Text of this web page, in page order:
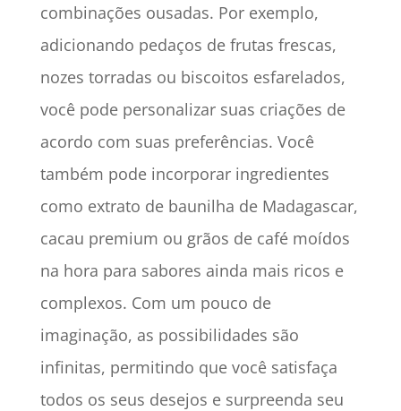
combinações ousadas. Por exemplo,
adicionando pedaços de frutas frescas,
nozes torradas ou biscoitos esfarelados,
você pode personalizar suas criações de
acordo com suas preferências. Você
também pode incorporar ingredientes
como extrato de baunilha de Madagascar,
cacau premium ou grãos de café moídos
na hora para sabores ainda mais ricos e
complexos. Com um pouco de
imaginação, as possibilidades são
infinitas, permitindo que você satisfaça
todos os seus desejos e surpreenda seu